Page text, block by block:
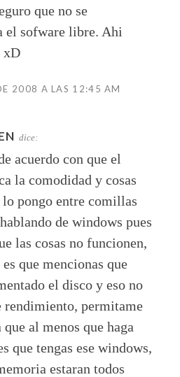
que no se
el sofware libre. Ahi
xD
2008 A LAS 12:45 AM
dice:
acuerdo con que el
la comodidad y cosas
pongo entre comillas
de windows pues
las cosas no funcionen,
que mencionas que
el disco y eso no
rendimiento, permitame
que al menos que haga
que tengas ese windows,
estaran todos